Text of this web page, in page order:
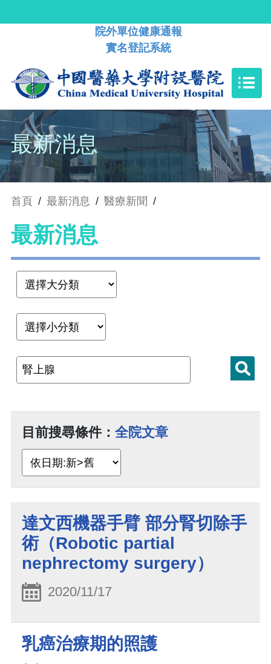
院外單位健康通報
實名登記系統
最新消息
首頁 / 最新消息 / 醫療新聞 /
最新消息
目前搜尋條件： 全院文章
達文西機器手臂 部分腎切除手
術（Robotic partial
nephrectomy surgery）
2020/11/17
乳癌治療期的照護